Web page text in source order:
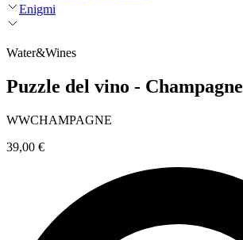
Enigmi
Water&Wines
Puzzle del vino - Champagne
WWCHAMPAGNE
39,00 €